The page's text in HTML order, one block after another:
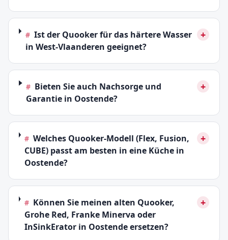
# Ist der Quooker für das härtere Wasser
in West-Vlaanderen geeignet?
+
# Bieten Sie auch Nachsorge und
Garantie in Oostende?
+
# Welches Quooker-Modell (Flex, Fusion,
CUBE) passt am besten in eine Küche in
Oostende?
+
# Können Sie meinen alten Quooker,
Grohe Red, Franke Minerva oder
InSinkErator in Oostende ersetzen?
+